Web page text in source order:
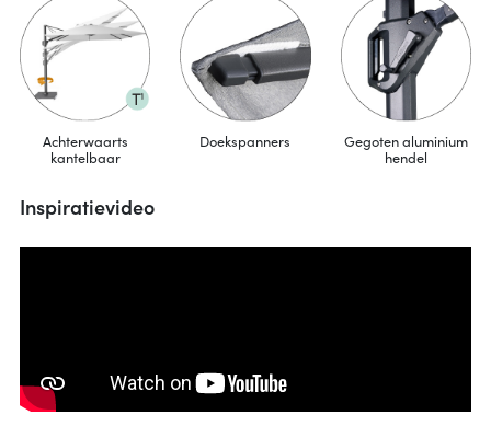
Achterwaarts
kantelbaar
Doekspanners
Gegoten aluminium
hendel
Inspiratievideo